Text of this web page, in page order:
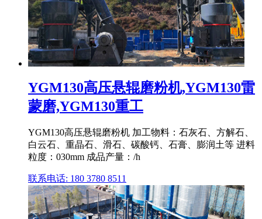
YGM130高压悬辊磨粉机,YGM130雷
蒙磨,YGM130重工
YGM130高压悬辊磨粉机 加工物料：石灰石、方解石、
白云石、重晶石、滑石、碳酸钙、石膏、膨润土等 进料
粒度：030mm 成品产量：/h
联系电话: 180 3780 8511